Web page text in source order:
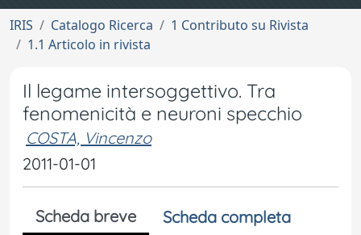
IRIS Catalogo Ricerca
1 Contributo su Rivista
1.1 Articolo in rivista
Il legame intersoggettivo. Tra
fenomenicità e neuroni specchio
COSTA, Vincenzo
2011-01-01
Scheda breve
Scheda completa